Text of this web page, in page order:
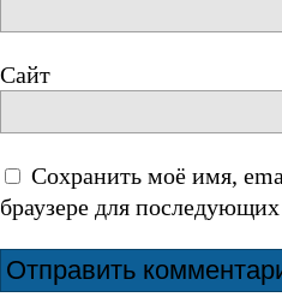
Сайт
Сохранить моё имя,
браузере для